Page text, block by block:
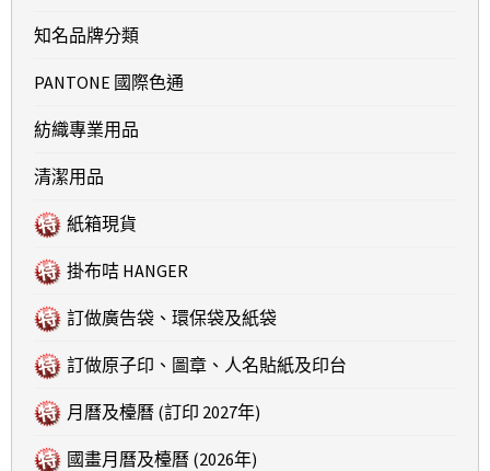
知名品牌分類
PANTONE 國際色通
紡織專業用品
清潔用品
紙箱現貨
掛布咭 HANGER
訂做廣告袋、環保袋及紙袋
訂做原子印、圖章、人名貼紙及印台
月曆及檯曆 (訂印 2027年)
國畫月曆及檯曆 (2026年)